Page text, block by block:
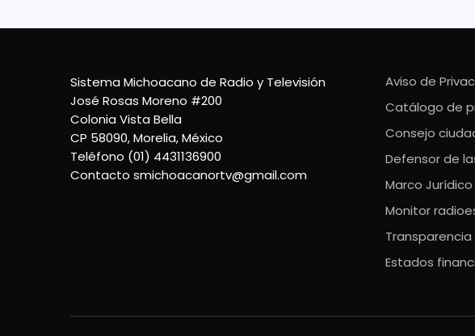
Sistema Michoacano de Radio y Televisión
José Rosas Moreno #200
Colonia Vista Bella
CP 58090, Morelia, México
Teléfono (01) 4431136900
Contacto smichoacanortv@gmail.com
Aviso de
Catálogo de
Consejo
Defensor de
Marco Jurídico
Monitor
Transparencia
Estados